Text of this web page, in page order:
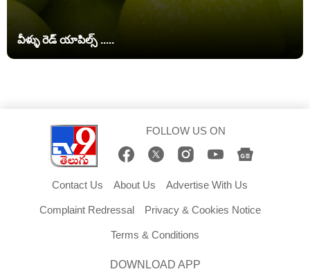
వీళ్ళు రెడ్ యాపిల్స్ .....
FOLLOW US ON
Contact Us About Us Advertise With Us
Complaint Redressal Privacy & Cookies Notice
Terms & Conditions
DOWNLOAD APP